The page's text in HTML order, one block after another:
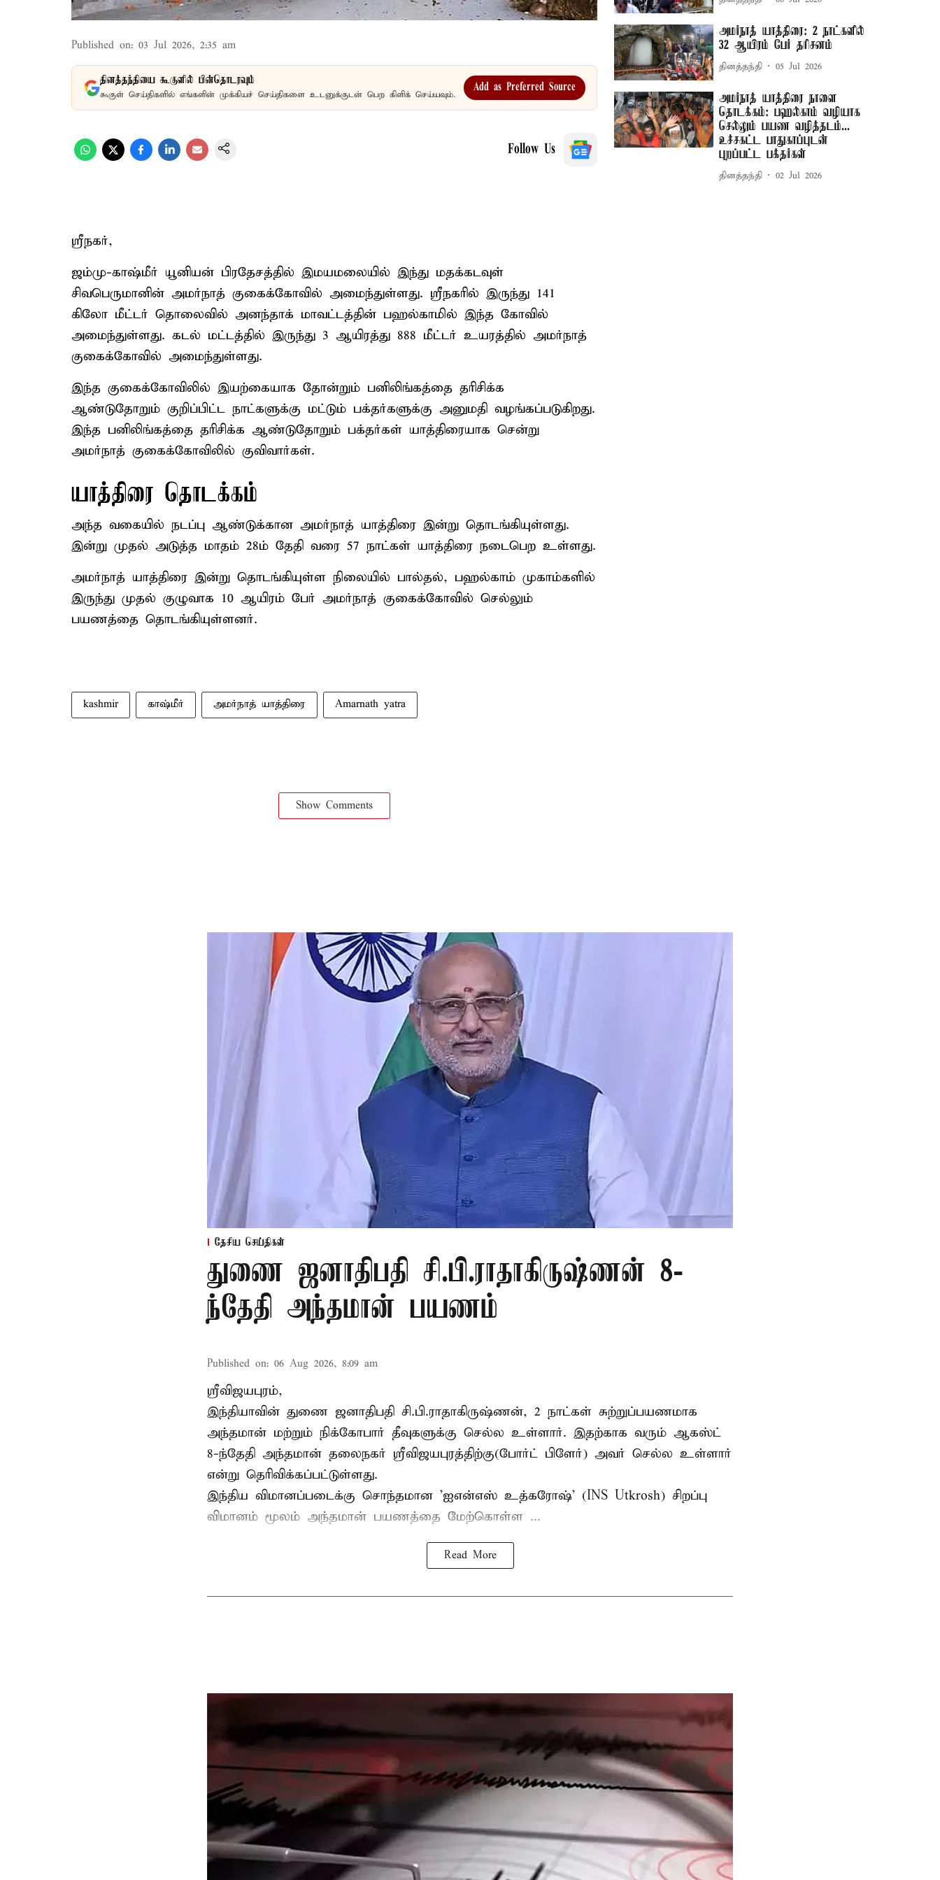
Published on: 03 Jul 2026, 2:35 am
தினத்தந்தியை கூகுளில் பின்தொடரவும்
கூகுள் செய்திகளில் எங்களின் முக்கியச் செய்திகளை உடனுக்குடன் பெற கிளிக் செய்யவும்.
Add as Preferred Source
Follow Us
ஸ்ரீநகர்,
ஜம்மு-காஷ்மீர் யூனியன் பிரதேசத்தில் இமயமலையில் இந்து மதக்கடவுள்
சிவபெருமானின் அமர்நாத் குகைக்கோவில் அமைந்துள்ளது. ஸ்ரீநகரில் இருந்து 141
கிலோ மீட்டர் தொலைவில் அனந்தாக் மாவட்டத்தின் பஹல்காமில் இந்த கோவில்
அமைந்துள்ளது. கடல் மட்டத்தில் இருந்து 3 ஆயிரத்து 888 மீட்டர் உயரத்தில் அமர்நாத்
குகைக்கோவில் அமைந்துள்ளது.
இந்த குகைக்கோவிலில் இயற்கையாக தோன்றும் பனிலிங்கத்தை தரிசிக்க
ஆண்டுதோறும் குறிப்பிட்ட நாட்களுக்கு மட்டும் பக்தர்களுக்கு அனுமதி வழங்கப்படுகிறது.
இந்த பனிலிங்கத்தை தரிசிக்க ஆண்டுதோறும் பக்தர்கள் யாத்திரையாக சென்று
அமர்நாத் குகைக்கோவிலில் குவிவார்கள்.
யாத்திரை தொடக்கம்
அந்த வகையில் நடப்பு ஆண்டுக்கான அமர்நாத் யாத்திரை இன்று தொடங்கியுள்ளது.
இன்று முதல் அடுத்த மாதம் 28ம் தேதி வரை 57 நாட்கள் யாத்திரை நடைபெற உள்ளது.
அமர்நாத் யாத்திரை இன்று தொடங்கியுள்ள நிலையில் பால்தல், பஹல்காம் முகாம்களில்
இருந்து முதல் குழுவாக 10 ஆயிரம் பேர் அமர்நாத் குகைக்கோவில் செல்லும்
பயணத்தை தொடங்கியுள்ளனர்.
kashmir காஷ்மீர் அமர்நாத் யாத்திரை Amarnath yatra
Show Comments
அமர்நாத் யாத்திரை: 2 நாட்களில்
32 ஆயிரம் பேர் தரிசனம்
தினத்தந்தி 05 Jul 2026
அமர்நாத் யாத்திரை நாளை
தொடக்கம்: பஹல்காம் வழியாக
செல்லும் பயண வழித்தடம்...
உச்சகட்ட பாதுகாப்புடன்
புறப்பட்ட பக்தர்கள்
தினத்தந்தி 02 Jul 2026
தேசிய செய்திகள்
துணை ஜனாதிபதி சி.பி.ராதாகிருஷ்ணன் 8-
ந்தேதி அந்தமான் பயணம்
Published on: 06 Aug 2026, 8:09 am
ஸ்ரீவிஜயபுரம்,
இந்தியாவின் துணை ஜனாதிபதி சி.பி.ராதாகிருஷ்ணன், 2 நாட்கள் சுற்றுப்பயணமாக
அந்தமான் மற்றும் நிக்கோபார் தீவுகளுக்கு செல்ல உள்ளார். இதற்காக வரும் ஆகஸ்ட்
8-ந்தேதி அந்தமான் தலைநகர் ஸ்ரீவிஜயபுரத்திற்கு(போர்ட் பிளேர்) அவர் செல்ல உள்ளார்
என்று தெரிவிக்கப்பட்டுள்ளது.
இந்திய விமானப்படைக்கு சொந்தமான 'ஐஎன்எஸ் உத்கரோஷ்' (INS Utkrosh) சிறப்பு
விமானம் மூலம் அந்தமான் பயணத்தை மேற்கொள்ள ...
Read More